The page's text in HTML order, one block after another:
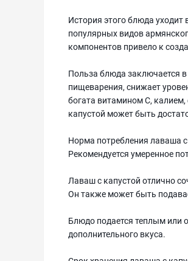
История этого блюда
популярных видов
компонентов привело к
Польза блюда заключается
пищеварения, снижает
богата витамином C,
капустой может быть
Норма потребления лаваша
Рекомендуется умеренное
Лаваш с капустой отлично
Он также может быть
Блюдо подается теплым или
дополнительного вкуса.